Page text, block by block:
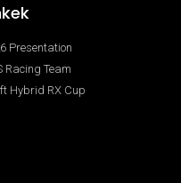
Presentation
Racing Team
Hybrid RX Cup